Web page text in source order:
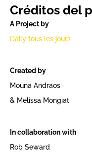
Créditos del
A Project by
Daily tous les jours
Created by
Mouna Andraos
& Melissa Mongiat
In collaboration with
Rob Seward